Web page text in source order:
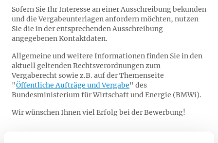
Sofern Sie Ihr Interesse an einer Ausschreibung bekunden
und die Vergabeunterlagen anfordern möchten, nutzen
Sie die in der entsprechenden Ausschreibung
angegebenen Kontaktdaten.
Allgemeine und weitere Informationen finden Sie in den
aktuell geltenden Rechtsverordnungen zum
Vergaberecht sowie z.B. auf der Themenseite
"Öffentliche Aufträge und Vergabe" des
Bundesministerium für Wirtschaft und Energie (BMWi).
Wir wünschen Ihnen viel Erfolg bei der Bewerbung!